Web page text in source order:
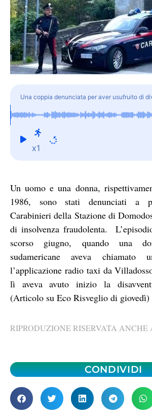
Una coppia denunciata per aver usufruito di
corse in taxi senza pagare
x1
Un uomo e una donna,
1986, sono stati denunciati a
Carabinieri della Stazione di
di insolvenza fraudolenta.
scorso giugno, quando una
sudamericane aveva
l’applicazione radio taxi da
lì aveva avuto inizio la
(Articolo su Eco Risveglio di giovedì)
RIPRODUZIONE RISERVATA
CONDIVIDI